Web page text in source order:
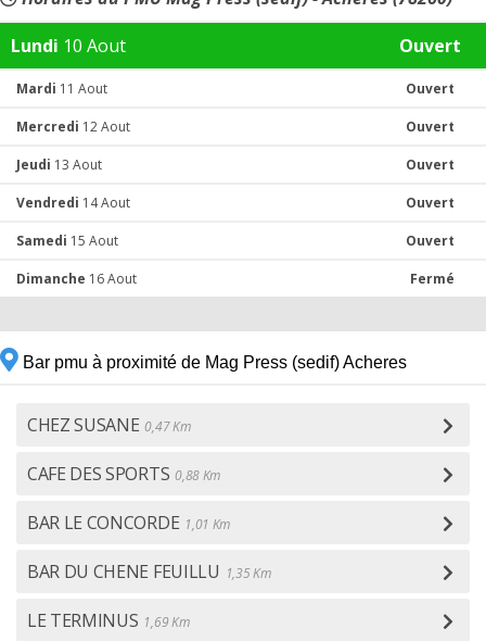
Lundi 10 Aout Ouvert
Mardi 11 Aout Ouvert
Mercredi 12 Aout Ouvert
Jeudi 13 Aout Ouvert
Vendredi 14 Aout Ouvert
Samedi 15 Aout Ouvert
Dimanche 16 Aout Fermé
Bar pmu à proximité de Mag Press (sedif) Acheres
CHEZ SUSANE 0,47 Km
CAFE DES SPORTS 0,88 Km
BAR LE CONCORDE 1,01 Km
BAR DU CHENE FEUILLU 1,35 Km
LE TERMINUS 1,69 Km